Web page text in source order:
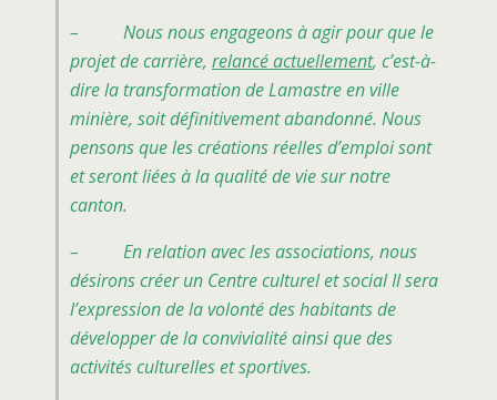
– Nous nous engageons à agir pour que le
projet de carrière, relancé actuellement, c’est-à-
dire la transformation de Lamastre en ville
minière, soit définitivement abandonné. Nous
pensons que les créations réelles d’emploi sont
et seront liées à la qualité de vie sur notre
canton.
– En relation avec les associations, nous
désirons créer un Centre culturel et social Il sera
l’expression de la volonté des habitants de
développer de la convivialité ainsi que des
activités culturelles et sportives.